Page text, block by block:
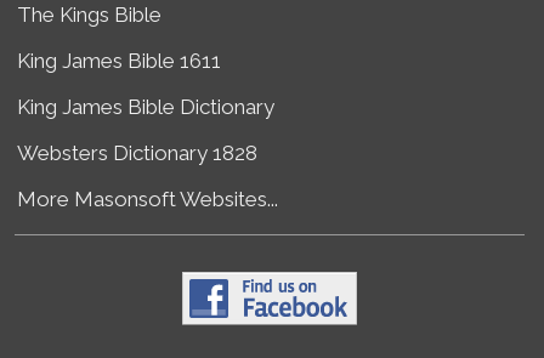
The Kings Bible
King James Bible 1611
King James Bible Dictionary
Websters Dictionary 1828
More Masonsoft Websites...